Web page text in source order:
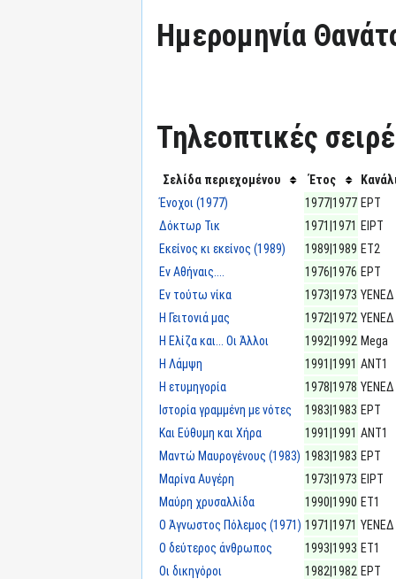
Ημερομηνία
Τηλεοπτικές
Σελίδα περιεχομένου Έτος
Ένοχοι (1977)
1977|1977 ΕΡΤ
Δόκτωρ Τικ
1971|1971 ΕΙΡΤ
Εκείνος κι εκείνος (1989)
1989|1989 ΕΤ2
Εν Αθήναις....
1976|1976 ΕΡΤ
Εν τούτω νίκα
1973|1973 ΥΕΝΕΔ
Η Γειτονιά μας
1972|1972 ΥΕΝΕΔ
Η Ελίζα και... Οι Άλλοι
1992|1992 Mega
Η Λάμψη
1991|1991 ΑΝΤ1
Η ετυμηγορία
1978|1978 ΥΕΝΕΔ
Ιστορία γραμμένη με νότες
1983|1983 ΕΡΤ
Και Εύθυμη και Χήρα
1991|1991 ΑΝΤ1
Μαντώ Μαυρογένους (1983) 1983|1983 ΕΡΤ
Μαρίνα Αυγέρη
1973|1973 ΕΙΡΤ
Μαύρη χρυσαλλίδα
1990|1990 ΕΤ1
Ο Άγνωστος Πόλεμος (1971) 1971|1971 ΥΕΝΕΔ
Ο δεύτερος άνθρωπος
1993|1993 ΕΤ1
Οι δικηγόροι
1982|1982 ΕΡΤ